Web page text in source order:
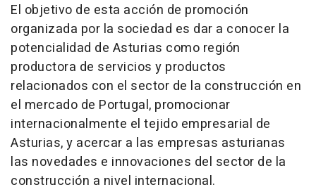
El objetivo de esta acción de promoción
organizada por la sociedad es dar a conocer la
potencialidad de Asturias como región
productora de servicios y productos
relacionados con el sector de la construcción en
el mercado de Portugal, promocionar
internacionalmente el tejido empresarial de
Asturias, y acercar a las empresas asturianas
las novedades e innovaciones del sector de la
construcción a nivel internacional.